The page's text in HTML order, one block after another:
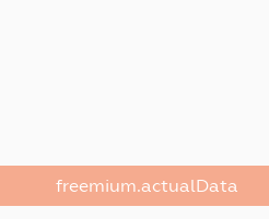
freemium.actualData